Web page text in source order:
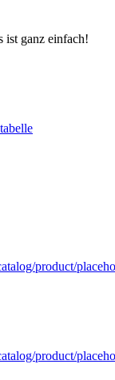
ist ganz einfach!